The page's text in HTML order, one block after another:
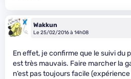
Wakkun
Le 25/02/2016 à 14h08
En effet, je confirme que le suivi du
est très mauvais. Faire marcher la
n’est pas toujours facile